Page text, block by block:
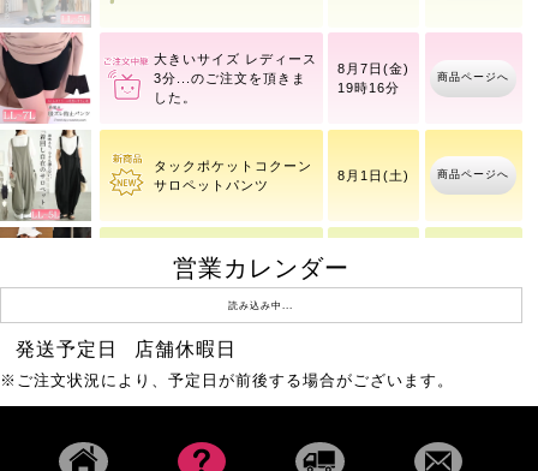
大きいサイズ レディース
3分
8月7日(金)
19時16分
商品ページへ
タックポケットコクーン
サロペットパンツ
8月1日(土) 商品ページへ
ワッフルベストフェイク
レイヤードプルオーバー
8月10日(月)
ストレッチツイルセンタ
ータックフレアパンツ
レースフレアスリーブバ
8月10日(月) 商品ページへ
営業カレンダー
読み込み中...
発送予定日 店舗休暇日
※ご注文状況により、予定日が前後する場合がございます。